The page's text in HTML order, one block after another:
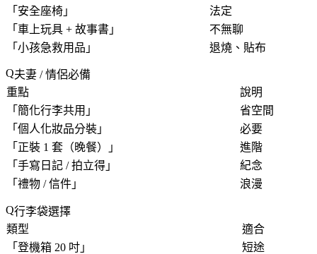
「 安全座椅 」
法定
「 車上玩具 + 故事書 」
不無聊
「 小孩急救用品 」 退燒、貼布
夫妻 / 情侶必備
重點
說明
「 簡化行李共用 」
省空間
「 個人化妝品分裝 」
必要
「 正裝 1 套（晚餐） 」
進階
「 手寫日記 / 拍立得 」
紀念
「 禮物 / 信件 」 浪漫
行李袋選擇
類型
適合
「 登機箱 20 吋 」
短途